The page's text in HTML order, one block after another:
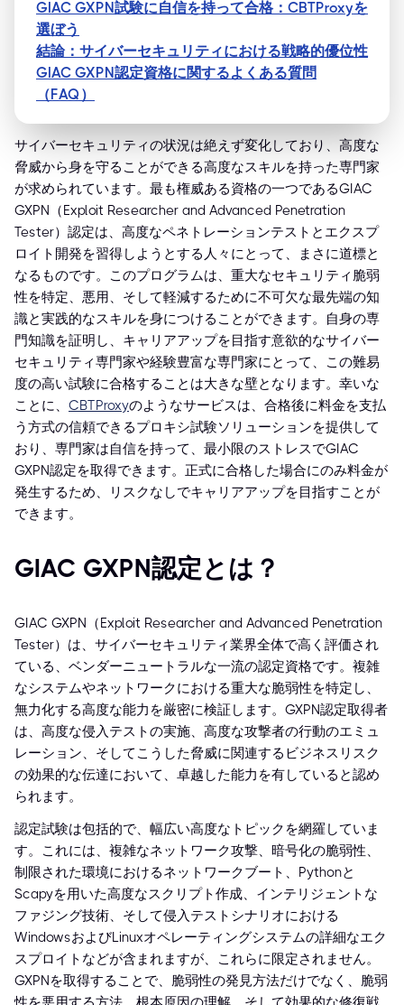
GIAC GXPN試験に自信を持って合格：CBTProxyを
選ぼう
結論：サイバーセキュリティにおける戦略的優位性
GIAC GXPN認定資格に関するよくある質問
（FAQ）
サイバーセキュリティの状況は絶えず変化しており、高度な
脅威から身を守ることができる高度なスキルを持った専門家
が求められています。最も権威ある資格の一つであるGIAC
GXPN（Exploit Researcher and Advanced Penetration
Tester）認定は、高度なペネトレーションテストとエクスプ
ロイト開発を習得しようとする人々にとって、まさに道標と
なるものです。このプログラムは、重大なセキュリティ脆弱
性を特定、悪用、そして軽減するために不可欠な最先端の知
識と実践的なスキルを身につけることができます。自身の専
門知識を証明し、キャリアアップを目指す意欲的なサイバー
セキュリティ専門家や経験豊富な専門家にとって、この難易
度の高い試験に合格することは大きな壁となります。幸いな
ことに、 CBTProxyのようなサービスは、合格後に料金を支払
う方式の信頼できるプロキシ試験ソリューションを提供して
おり、専門家は自信を持って、最小限のストレスでGIAC
GXPN認定を取得できます。正式に合格した場合にのみ料金が
発生するため、リスクなしでキャリアアップを目指すことが
できます。
GIAC GXPN認定とは？
GIAC GXPN（Exploit Researcher and Advanced Penetration
Tester）は、サイバーセキュリティ業界全体で高く評価され
ている、ベンダーニュートラルな一流の認定資格です。複雑
なシステムやネットワークにおける重大な脆弱性を特定し、
無力化する高度な能力を厳密に検証します。GXPN認定取得者
は、高度な侵入テストの実施、高度な攻撃者の行動のエミュ
レーション、そしてこうした脅威に関連するビジネスリスク
の効果的な伝達において、卓越した能力を有していると認め
られます。
認定試験は包括的で、幅広い高度なトピックを網羅していま
す。これには、複雑なネットワーク攻撃、暗号化の脆弱性、
制限された環境におけるネットワークブート、Pythonと
Scapyを用いた高度なスクリプト作成、インテリジェントな
ファジング技術、そして侵入テストシナリオにおける
WindowsおよびLinuxオペレーティングシステムの詳細なエク
スプロイトなどが含まれますが、これらに限定されません。
GXPNを取得することで、脆弱性の発見方法だけでなく、脆弱